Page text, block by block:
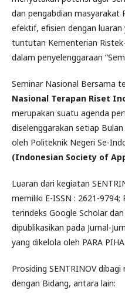
dan pengabdian masyarakat
efektif, eﬁsien dengan
tuntutan Kementerian
dalam penyelenggaraan
Seminar Nasional Bersama
Nasional Terapan Riset
merupakan suatu agenda
diselenggarakan setiap
oleh Politeknik Negeri Se-
(Indonesian Society of
Luaran dari kegiatan
memiliki E-ISSN : 2621-9794;
terindeks Google Scholar dan
dipublikasikan pada Jurnal-
yang dikelola oleh PARA
Prosiding SENTRINOV
dengan Bidang, antara lain: